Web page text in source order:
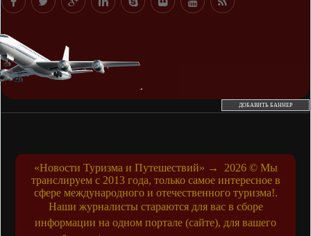
ДОБАВИТЬ БАННЕР
«Новости Туризма и Путешествий» → 2026© Мы
транслируем с 2013 года, только самое интересное в
сфере международного и отечественного туризма!.
Наши журналисты стараются для вас в сборе
информации на одном портале (сайте), для вашего